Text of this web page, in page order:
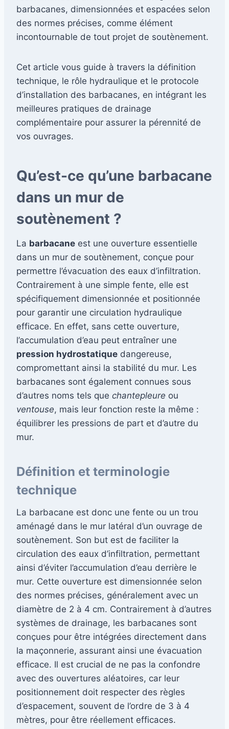
barbacanes, dimensionnées et espacées selon
des normes précises, comme élément
incontournable de tout projet de soutènement.
Cet article vous guide à travers la définition
technique, le rôle hydraulique et le protocole
d’installation des barbacanes, en intégrant les
meilleures pratiques de drainage
complémentaire pour assurer la pérennité de
vos ouvrages.
Qu’est-ce qu’une barbacane
dans un mur de
soutènement ?
La barbacane est une ouverture essentielle
dans un mur de soutènement, conçue pour
permettre l’évacuation des eaux d’infiltration.
Contrairement à une simple fente, elle est
spécifiquement dimensionnée et positionnée
pour garantir une circulation hydraulique
efficace. En effet, sans cette ouverture,
l’accumulation d’eau peut entraîner une
pression hydrostatique dangereuse,
compromettant ainsi la stabilité du mur. Les
barbacanes sont également connues sous
d’autres noms tels que chantepleure ou
ventouse, mais leur fonction reste la même :
équilibrer les pressions de part et d’autre du
mur.
Définition et terminologie
technique
La barbacane est donc une fente ou un trou
aménagé dans le mur latéral d’un ouvrage de
soutènement. Son but est de faciliter la
circulation des eaux d’infiltration, permettant
ainsi d’éviter l’accumulation d’eau derrière le
mur. Cette ouverture est dimensionnée selon
des normes précises, généralement avec un
diamètre de 2 à 4 cm. Contrairement à d’autres
systèmes de drainage, les barbacanes sont
conçues pour être intégrées directement dans
la maçonnerie, assurant ainsi une évacuation
efficace. Il est crucial de ne pas la confondre
avec des ouvertures aléatoires, car leur
positionnement doit respecter des règles
d’espacement, souvent de l’ordre de 3 à 4
mètres, pour être réellement efficaces.